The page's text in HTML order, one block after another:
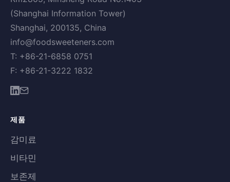
(Shanghai Information Tower)
Shanghai, 200135, China
info@foodsweeteners.com
T: +86-21-6858 0751
F: +86-21-3222 1832
제품
감미료
비타민
보존제